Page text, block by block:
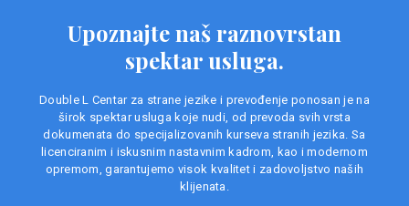
Upoznajte naš raznovrstan
spektar usluga.
Double L Centar za strane jezike i prevođenje ponosan je na
širok spektar usluga koje nudi, od prevoda svih vrsta
dokumenata do specijalizovanih kurseva stranih jezika. Sa
licenciranim i iskusnim nastavnim kadrom, kao i modernom
opremom, garantujemo visok kvalitet i zadovoljstvo naših
klijenata.